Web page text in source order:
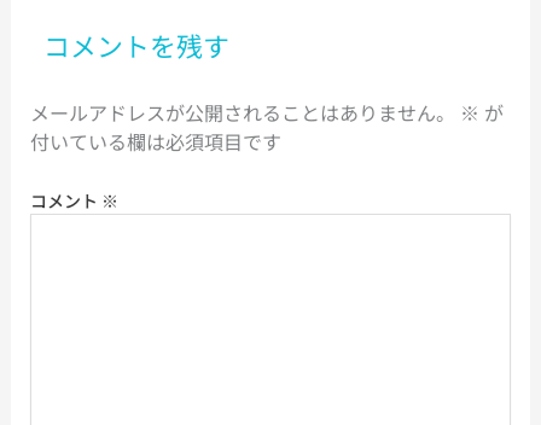
コメントを残す
メールアドレスが公開されることはありません。 ※ が
付いている欄は必須項目です
コメント ※